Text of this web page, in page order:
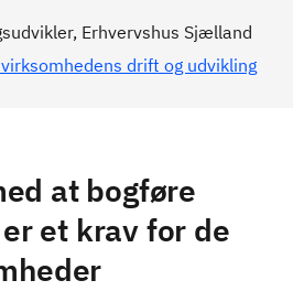
Erhvervshus Sjælland
drift og udvikling
at bogføre
et krav for de